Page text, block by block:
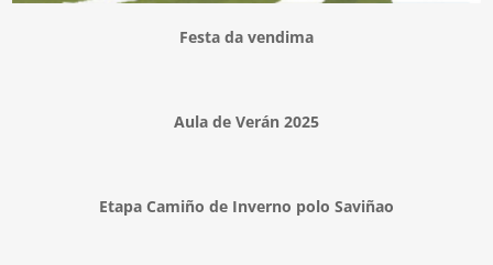
Festa da vendima
Aula de Verán 2025
Etapa Camiño de Inverno polo Saviñao